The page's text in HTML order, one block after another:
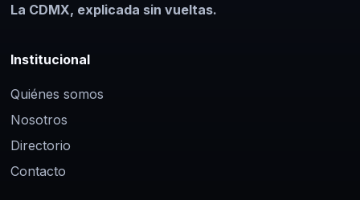
La CDMX, explicada sin vueltas.
Institucional
Quiénes somos
Nosotros
Directorio
Contacto